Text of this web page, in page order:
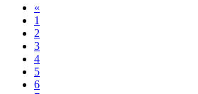
«
1
2
3
4
5
6